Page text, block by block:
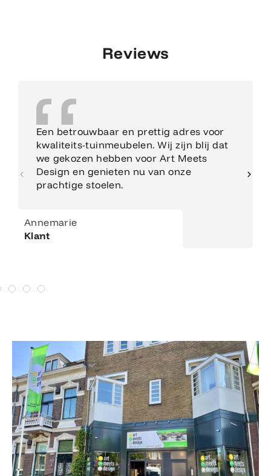
Reviews
Een betrouwbaar en prettig adres voor
kwaliteits-tuinmeubelen. Wij zijn blij dat
we gekozen hebben voor Art Meets
Design en genieten nu van onze
prachtige stoelen.
Annemarie
Klant